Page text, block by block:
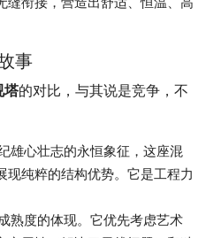
事
塔的对比，与其说是竞争，不
雄心壮志的永恒象征，这座混
现纯粹的结构优势。它是工程力
熟度的体现。它优先考虑艺术